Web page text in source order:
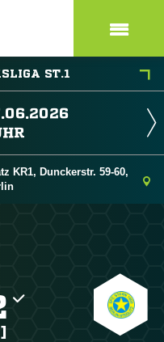
ST.1
KR1, Dunckerstr. 59-60,